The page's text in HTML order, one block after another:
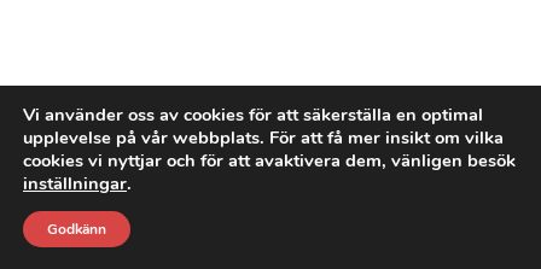
Vi använder oss av cookies för att säkerställa en optimal
upplevelse på vår webbplats. För att få mer insikt om vilka
cookies vi nyttjar och för att avaktivera dem, vänligen besök
inställningar.
Godkänn